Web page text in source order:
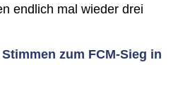
endlich mal wieder drei
Stimmen zum FCM-Sieg in